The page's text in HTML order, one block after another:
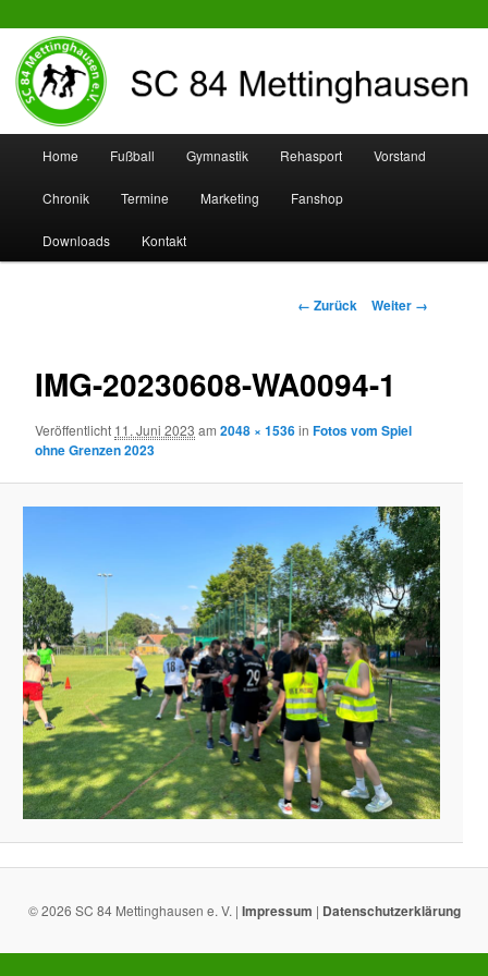
SC 84 Mettinghausen
Zum
Inhalt
wechseln
Zum
sekundären
Inhalt
Home Fußball Gymnastik Rehasport Vorstand
Chronik Termine Marketing Fanshop
Downloads Kontakt
Bilder-
← Zurück Weiter →
IMG-20230608-WA0094-1
Veröffentlicht 11. Juni 2023 am2048 × 1536inFotos vom Spiel
ohne Grenzen 2023
© 2026 SC 84 Mettinghausen e. V. | Impressum | Datenschutzerklärung